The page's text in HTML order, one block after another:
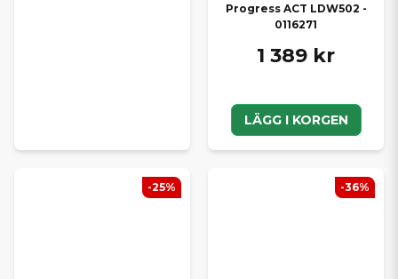
Progress ACT LDW502 -
0116271
1 389 kr
LÄGG I KORGEN
-25% -36%